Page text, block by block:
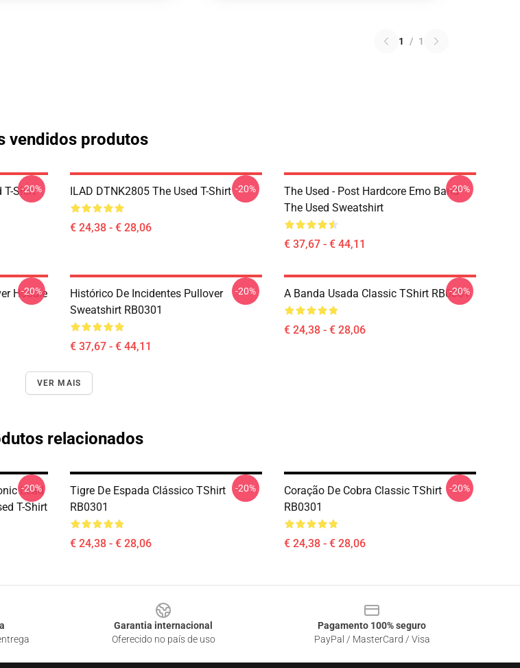
1 / 1
vendidos produtos
T-Shirt
-20% ILAD DTNK2805 The Used T-Shirt
€ 24,38 - € 28,06
-20%
The Used - Post Hardcore Emo Band
The Used Sweatshirt
€ 37,67 - € 44,11
-20%
Hoodie
-20%
Histórico De Incidentes Pullover
Sweatshirt RB0301
€ 37,67 - € 44,11
-20% A Banda Usada Classic TShirt RB0301
€ 24,38 - € 28,06
-20%
VER MAIS
relacionados
Lead
T-Shirt
-20%
Tigre De Espada Clássico TShirt
RB0301
€ 24,38 - € 28,06
-20%
Coração De Cobra Classic TShirt
RB0301
€ 24,38 - € 28,06
-20%
Garantia internacional
Oferecido no país de uso
Pagamento 100% seguro
PayPal / MasterCard / Visa